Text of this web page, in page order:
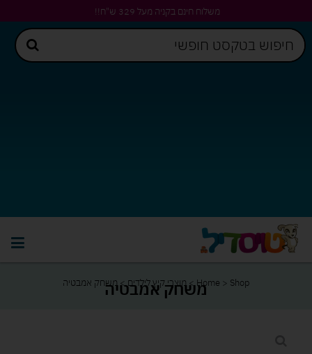
משלוח חינם בקניה מעל 329 ש"ח!!
Home > Shop
> מוצרי קיץ לילדים>משחק אמבטיהמשחק אמבטיה